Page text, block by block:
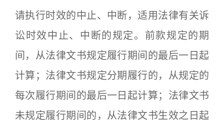
请执行时效的中止、中断，适用法律有关诉
讼时效中止、中断的规定。前款规定的期
间，从法律文书规定履行期间的最后一日起
计算；法律文书规定分期履行的，从规定的
每次履行期间的最后一日起计算；法律文书
未规定履行期间的，从法律文书生效之日起